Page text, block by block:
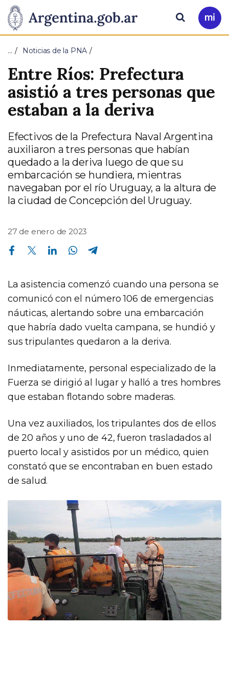
Presidencia
de
la
Nación
Pasar al contenido principal
Ir
a
Buscar
… Noticias de la PNA
Entre Ríos: Prefectura
asistió a tres personas que
estaban a la deriva
Efectivos de la Prefectura Naval Argentina
auxiliaron a tres personas que habían
quedado a la deriva luego de que su
embarcación se hundiera, mientras
navegaban por el río Uruguay, a la altura de
la ciudad de Concepción del Uruguay.
27 de enero de 2023
Compartir en Facebook Compartir en Twitter Compartir en Linkedin Compartir en Whatsapp
La asistencia comenzó cuando una persona se
comunicó con el número 106 de emergencias
náuticas, alertando sobre una embarcación
que habría dado vuelta campana, se hundió y
sus tripulantes quedaron a la deriva.
Inmediatamente, personal especializado de la
Fuerza se dirigió al lugar y halló a tres hombres
que estaban flotando sobre maderas.
Una vez auxiliados, los tripulantes dos de ellos
de 20 años y uno de 42, fueron trasladados al
puerto local y asistidos por un médico, quien
constató que se encontraban en buen estado
de salud.